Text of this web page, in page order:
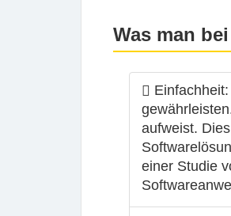
Was man
Einfachheit
aufweist.
einer Studie